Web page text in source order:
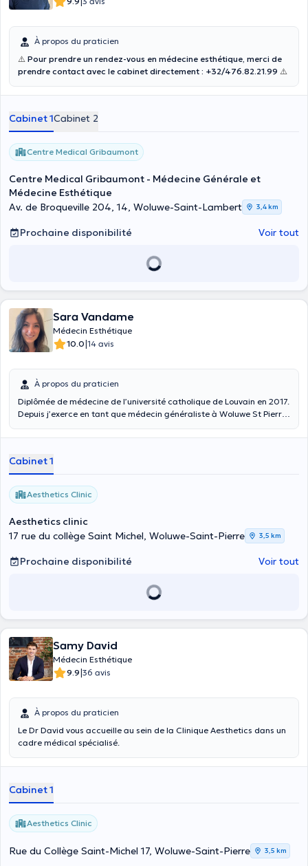
À propos du praticien
⚠️ Pour prendre un rendez-vous en médecine esthétique, merci de
prendre contact avec le cabinet directement : +32/476.82.21.99 ⚠️
Cabinet 1Cabinet 2
Centre Medical Gribaumont
Centre Medical Gribaumont - Médecine Générale et
Médecine Esthétique
Av. de Broqueville 204, 14, Woluwe-Saint-Lambert
3,4 km
Prochaine disponibilité Voir tout
Sara Vandame
Médecin Esthétique
10.0|14 avis
À propos du praticien
Diplômée de médecine de l’université catholique de Louvain en 2017.
Depuis j’exerce en tant que médecin généraliste à Woluwe St Pierre
commencé à étudier la médecine esthétique et anti âge en 2022,
hyaluronique. Je continue toujours de me former et d’apprendre de
nouvelles techniques auprès du Dr Bailleux Fanny.
Cabinet 1
Aesthetics Clinic
Aesthetics clinic
17 rue du collège Saint Michel, Woluwe-Saint-Pierre
3,5 km
Prochaine disponibilité Voir tout
Samy David
Médecin Esthétique
9.9|36 avis
À propos du praticien
Le Dr David vous accueille au sein de la Clinique Aesthetics dans un
cadre médical spécialisé.
Cabinet 1
Aesthetics Clinic
Rue du Collège Saint-Michel 17, Woluwe-Saint-Pierre 3,5 km